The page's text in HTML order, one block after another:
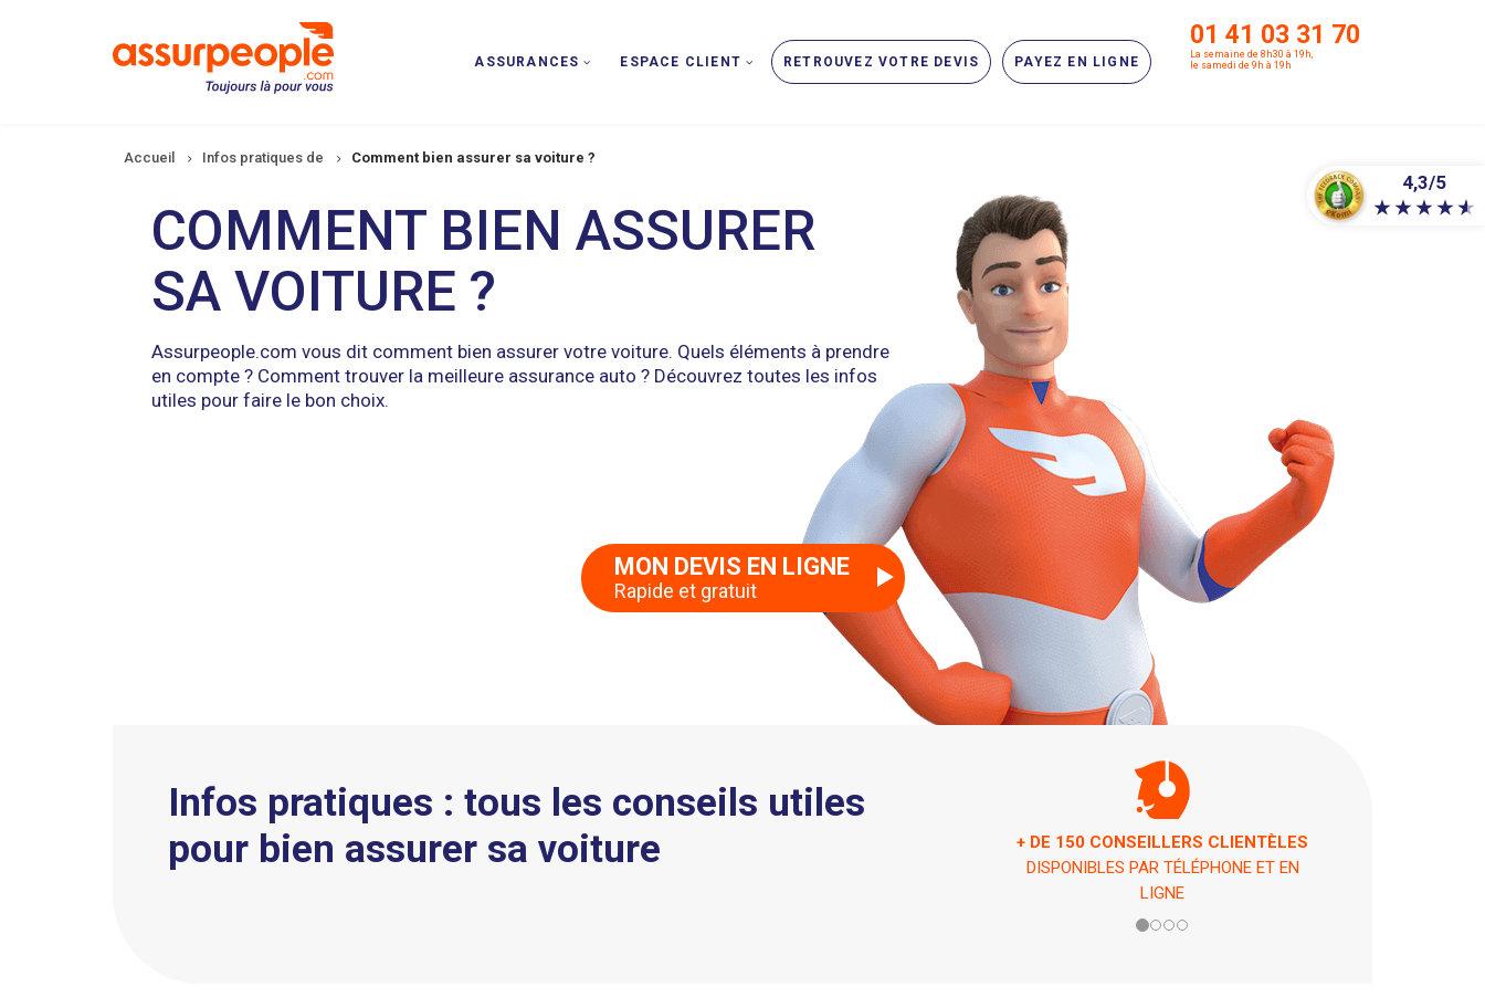
01 41 03 31 70
La semaine de 8h30 à 19h,
le samedi de 9h à 19h
ASSURANCES ESPACE CLIENT RETROUVEZ VOTRE DEVIS PAYEZ EN LIGNE
d'Ariane
Accueil Infos pratiques de Comment bien assurer sa voiture ?
COMMENT BIEN ASSURER
SA VOITURE ?
Assurpeople.com vous dit comment bien assurer votre voiture. Quels éléments à prendre
en compte ? Comment trouver la meilleure assurance auto ? Découvrez toutes les infos
utiles pour faire le bon choix.
MON DEVIS EN LIGNE
Rapide et gratuit
Infos pratiques : tous les conseils utiles
pour bien assurer sa voiture
ASSISTANCE 7 JOURS / 7 ET 24H / 24
EN CAS DE PÉPIN !
4,3/5
★ ★ ★ ★ ★